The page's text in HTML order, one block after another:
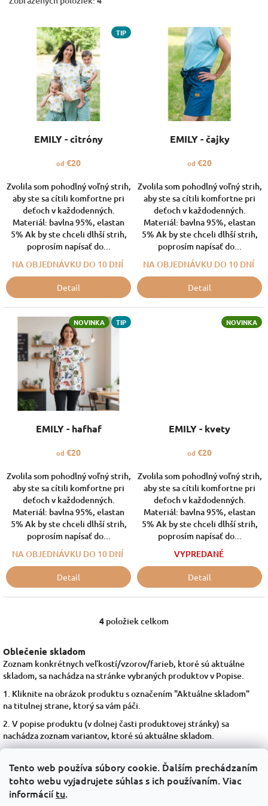
Tento web používa súbory cookie. Ďalším prechádzaním
tohto webu vyjadrujete súhlas s ich používaním. Viac
informáciítu.
o
TIP
EMILY - citróny
od €20
Zvolila som pohodlný voľný strih,
aby ste sa cítili komfortne pri
deťoch v každodenných.
Materiál: bavlna 95%, elastan
5% Ak by ste chceli dlhší strih,
poprosím napísať do...
NA OBJEDNÁVKU DO 10 DNÍ
Detail
EMILY - čajky
od €20
Zvolila som pohodlný voľný strih,
aby ste sa cítili komfortne pri
deťoch v každodenných.
Materiál: bavlna 95%, elastan
5% Ak by ste chceli dlhší strih,
poprosím napísať do...
NA OBJEDNÁVKU DO 10 DNÍ
Detail
NOVINKA TIP
EMILY - hafhaf
od €20
Zvolila som pohodlný voľný strih,
aby ste sa cítili komfortne pri
deťoch v každodenných.
Materiál: bavlna 95%, elastan
5% Ak by ste chceli dlhší strih,
poprosím napísať do...
NA OBJEDNÁVKU DO 10 DNÍ
Detail
NOVINKA
EMILY - kvety
od €20
Zvolila som pohodlný voľný strih,
aby ste sa cítili komfortne pri
deťoch v každodenných.
Materiál: bavlna 95%, elastan
5% Ak by ste chceli dlhší strih,
poprosím napísať do...
VYPREDANÉ
Detail
O
á
d
a
c
i
p
r
v
y
v
4 položiek celkom
Oblečenie skladom
Zoznam konkrétnych veľkostí/vzorov/farieb, ktoré sú aktuálne
skladom, sa nachádza na stránke vybraných produktov v Popise.
1. Kliknite na obrázok produktu s označením "Aktuálne skladom"
na titulnej strane, ktorý sa vám páči.
2. V popise produktu (v dolnej časti produktovej stránky) sa
nachádza zoznam variantov, ktoré sú aktuálne skladom.
variantu a vložte do košíka. Ďalej postupujte podľa inštrukcií e-
shopu.